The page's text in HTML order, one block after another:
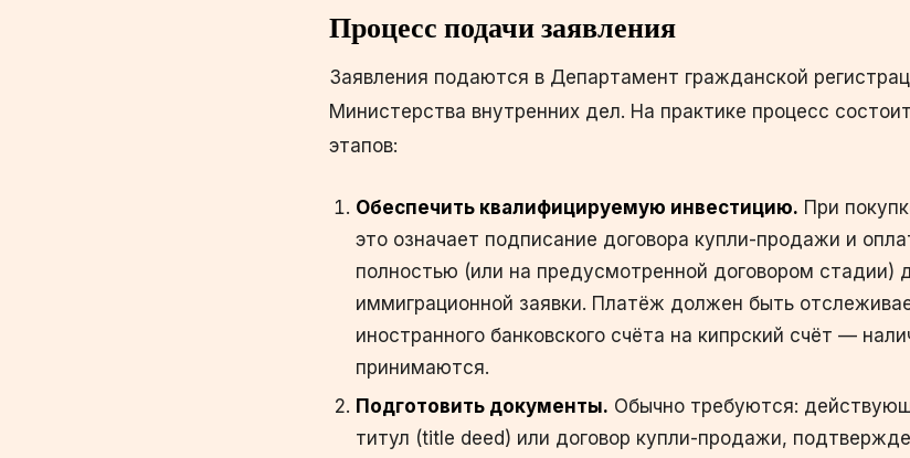
Процесс подачи заявления
Заявления подаются в Департамент гражданской
Министерства внутренних дел. На практике процесс
этапов:
Обеспечить квалифицируемую инвестицию. При
это означает подписание договора купли-продажи и
полностью (или на предусмотренной договором стадии)
иммиграционной заявки. Платёж должен быть
иностранного банковского счёта на кипрский счёт —
принимаются.
Подготовить документы. Обычно требуются:
титул (title deed) или договор купли-продажи,